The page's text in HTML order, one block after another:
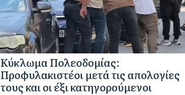
Κύκλωμα Πολεοδομίας:
Προφυλακιστέοι μετά τις απολογίες
τους και οι έξι κατηγορούμενοι